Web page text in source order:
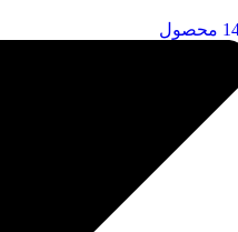
محصول